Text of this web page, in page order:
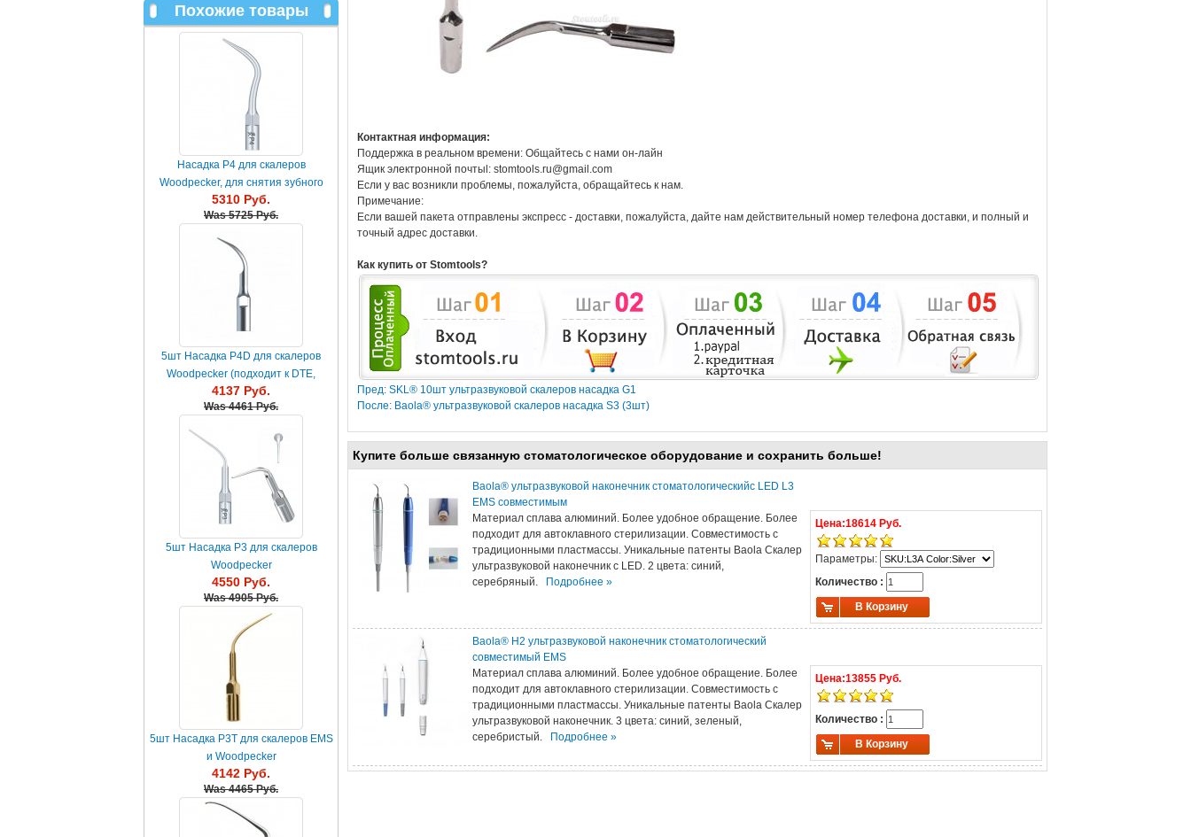
Контактная информация:
Поддержка в реальном времени: Общайтесь с нами он-лайн
Ящик электронной почтыl: stomtools.ru@gmail.com
Если у вас возникли проблемы, пожалуйста, обращайтесь к нам.
Примечание:
Если вашей пакета отправлены экспресс - доставки, пожалуйста, дайте нам действительный номер телефона доставки, и полный и
точный адрес доставки.
Как купить от Stomtools?
Пред: SKL® 10шт ультразвуковой скалеров насадка G1
После: Baola® ультразвуковой скалеров насадка S3 (3шт)
Купите больше связанную стоматологическое оборудование и сохранить больше!
Baola® ультразвуковой наконечник стоматологическийс LED L3
EMS совместимым
Материал сплава алюминий. Более удобное обращение. Более
подходит для автоклавного стерилизации. Совместимость с
традиционными пластмассы. Уникальные патенты Baola Скалер
ультразвуковой наконечник с LED. 2 цвета: синий,
серебряный. Подробнее »
Цена:18614 Руб.
Параметры:
Количество :
В Корзину
Baola® H2 ультразвуковой наконечник стоматологический
совместимый EMS
Материал сплава алюминий. Более удобное обращение. Более
подходит для автоклавного стерилизации. Совместимость с
традиционными пластмассы. Уникальные патенты Baola Скалер
ультразвуковой наконечник. 3 цвета: синий, зеленый,
серебристый. Подробнее »
Цена:13855 Руб.
Количество :
В Корзину
Похожие товары
Насадка P4 для скалеров
Woodpecker, для снятия зубного
камня 10шт
5310 Руб.
Was5725 Руб.
5шт Насадка P4D для скалеров
Woodpecker (подходит к DTE,
Satelec, NSK)
4137 Руб.
Was4461 Руб.
5шт Насадка P3 для скалеров
Woodpecker
4550 Руб.
Was4905 Руб.
5шт Насадка P3T для скалеров EMS
и Woodpecker
4142 Руб.
Was4465 Руб.